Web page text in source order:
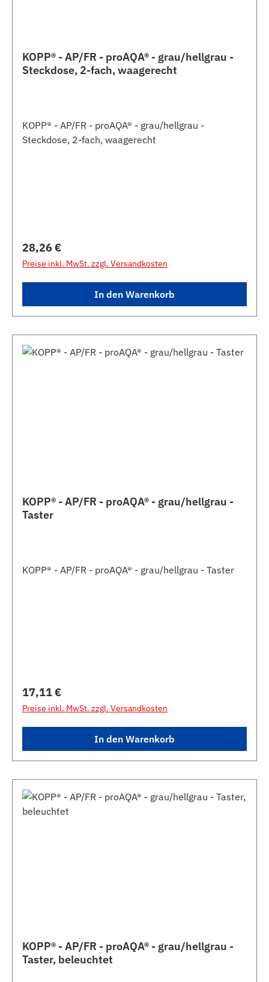
KOPP® - AP/FR - proAQA® - grau/hellgrau -
Steckdose, 2-fach, waagerecht
KOPP® - AP/FR - proAQA® - grau/hellgrau -
Steckdose, 2-fach, waagerecht
Regulärer Preis:
28,26 €
Preise inkl. MwSt. zzgl. Versandkosten
In den Warenkorb
KOPP® - AP/FR - proAQA® - grau/hellgrau -
Taster
KOPP® - AP/FR - proAQA® - grau/hellgrau - Taster
Regulärer Preis:
17,11 €
Preise inkl. MwSt. zzgl. Versandkosten
In den Warenkorb
KOPP® - AP/FR - proAQA® - grau/hellgrau -
Taster, beleuchtet